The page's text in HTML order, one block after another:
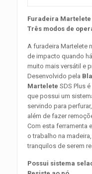
Furadeira Martelete
Três modos de
A furadeira Martelete
de impacto quando
muito mais versátil e
Desenvolvido pela
Martelete SDS Plus
que possui um
servindo para
além de fazer
Com esta ferramenta
o trabalho na
tranquilos de serem
Possui sistema